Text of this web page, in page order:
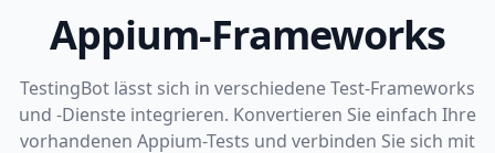
Appium-Frameworks
TestingBot lässt sich in verschiedene Test-Frameworks
und -Dienste integrieren. Konvertieren Sie einfach Ihre
vorhandenen Appium-Tests und verbinden Sie sich mit